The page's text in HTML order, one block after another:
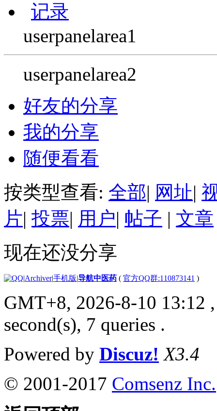
记录
userpanelarea1
userpanelarea2
好友的分享
我的分享
随便看看
按类型查看: 全部| 网址|
片| 投票| 用户| 帖子 | 文章
现在还没分享
|Archiver|手机版|导航中医药 ( 官方QQ群:110873141 )
GMT+8, 2026-8-10 13:12
second(s), 7 queries .
Powered by Discuz! X3.4
© 2001-2017 Comsenz Inc.